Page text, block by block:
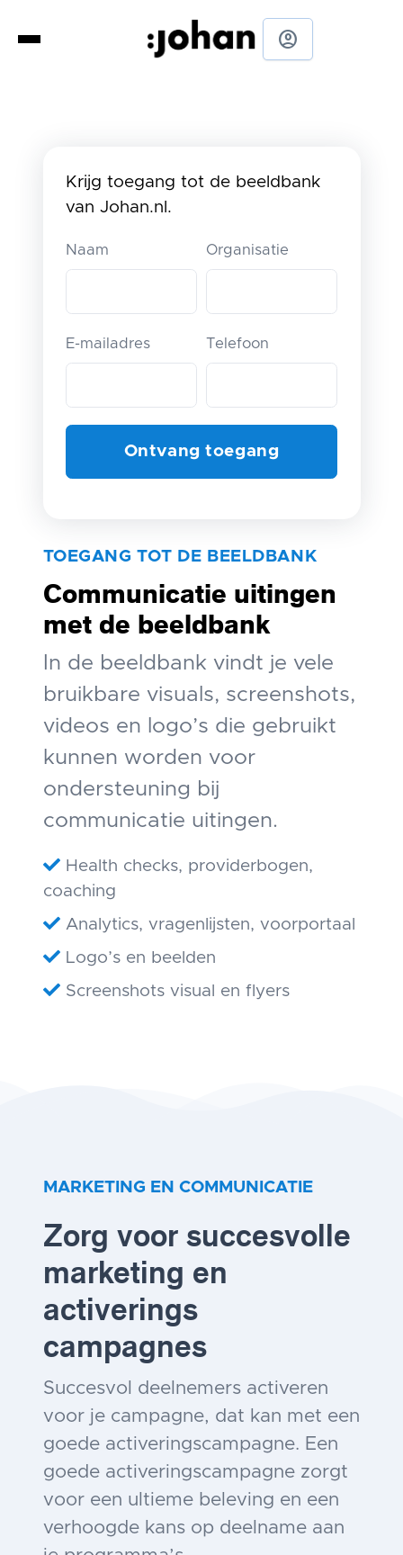
account_circle
TOEGANG TOT DE BEELDBANK
Communicatie uitingen
met de beeldbank
In de beeldbank vindt je vele
bruikbare visuals, screenshots,
videos en logo’s die gebruikt
kunnen worden voor
ondersteuning bij
communicatie uitingen.
Health checks, providerbogen,
coaching
Analytics, vragenlijsten, voorportaal
Logo’s en beelden
Screenshots visual en flyers
Krijg toegang tot de beeldbank
van Johan.nl.
Naam Organisatie
E-mailadres Telefoon
MARKETING EN COMMUNICATIE
Zorg voor succesvolle
marketing en
activerings
campagnes
Succesvol deelnemers activeren
voor je campagne, dat kan met een
goede activeringscampagne. Een
goede activeringscampagne zorgt
voor een ultieme beleving en een
verhoogde kans op deelname aan